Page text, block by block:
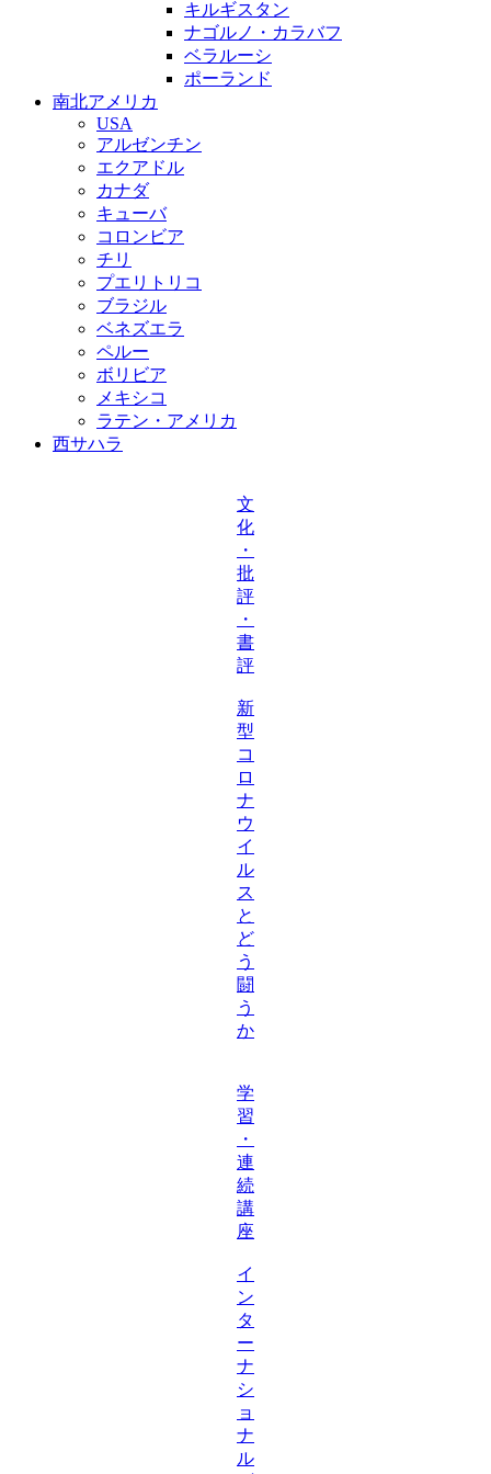
キルギスタン
ナゴルノ・カラバフ
ベラルーシ
ポーランド
南北アメリカ
USA
アルゼンチン
エクアドル
カナダ
キューバ
コロンビア
チリ
プエリトリコ
ブラジル
ベネズエラ
ペルー
ボリビア
メキシコ
ラテン・アメリカ
西サハラ
文
化
・
批
評
・
書
評
新
型
コ
ロ
ナ
ウ
イ
ル
ス
と
ど
う
闘
う
か
学
習
・
連
続
講
座
イ
ン
タ
ー
ナ
シ
ョ
ナ
ル